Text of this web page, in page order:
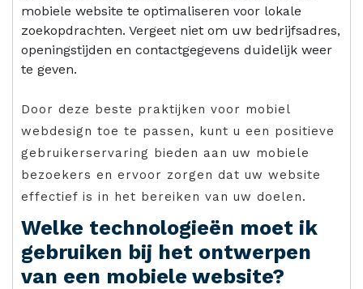
mobiele website te optimaliseren voor lokale
zoekopdrachten. Vergeet niet om uw bedrijfsadres,
openingstijden en contactgegevens duidelijk weer
te geven.
Door deze beste praktijken voor mobiel
webdesign toe te passen, kunt u een positieve
gebruikerservaring bieden aan uw mobiele
bezoekers en ervoor zorgen dat uw website
effectief is in het bereiken van uw doelen.
Welke technologieën moet ik
gebruiken bij het ontwerpen
van een mobiele website?